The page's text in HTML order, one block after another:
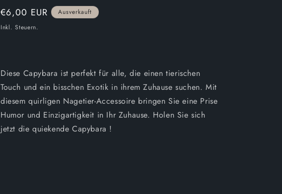
Normaler
Preis
€6,00 EUR
Ausverkauft
Inkl. Steuern.
Diese Capybara ist perfekt für alle, die einen tierischen
Touch und ein bisschen Exotik in ihrem Zuhause suchen. Mit
diesem quirligen Nagetier-Accessoire bringen Sie eine Prise
Humor und Einzigartigkeit in Ihr Zuhause. Holen Sie sich
jetzt die quiekende Capybara !